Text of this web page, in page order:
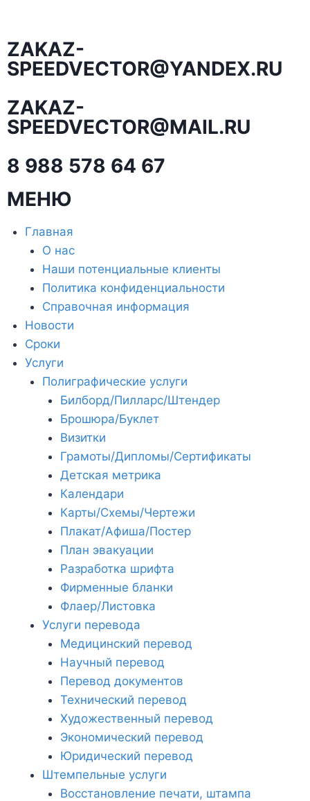
ZAKAZ-
SPEEDVECTOR@YANDEX.RU
ZAKAZ-
SPEEDVECTOR@MAIL.RU
8 988 578 64 67
МЕНЮ
Главная
О нас
Наши потенциальные клиенты
Политика конфиденциальности
Справочная информация
Новости
Сроки
Услуги
Полиграфические услуги
Билборд/Пилларс/Штендер
Брошюра/Буклет
Визитки
Грамоты/Дипломы/Сертификаты
Детская метрика
Календари
Карты/Схемы/Чертежи
Плакат/Афиша/Постер
План эвакуации
Разработка шрифта
Фирменные бланки
Флаер/Листовка
Услуги перевода
Медицинский перевод
Научный перевод
Перевод документов
Технический перевод
Художественный перевод
Экономический перевод
Юридический перевод
Штемпельные услуги
Восстановление печати, штампа